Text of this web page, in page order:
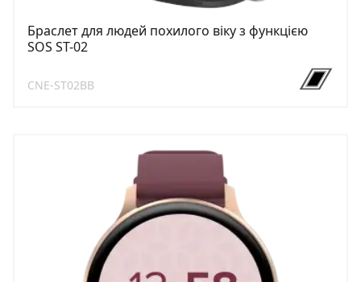
Браслет для людей похилого віку з функцією
SOS ST-02
CNE-ST02BB